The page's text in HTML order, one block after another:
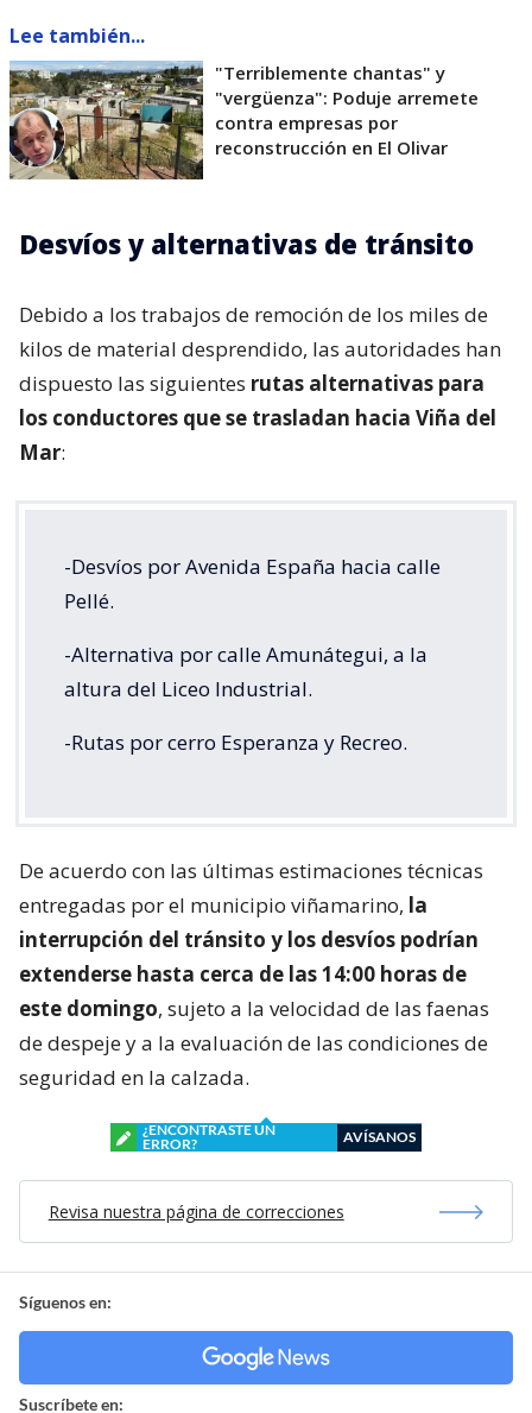
Lee también...
"Terriblemente chantas" y
"vergüenza": Poduje arremete
contra empresas por
reconstrucción en El Olivar
Desvíos y alternativas de tránsito
Debido a los trabajos de remoción de los miles de
kilos de material desprendido, las autoridades han
dispuesto las siguientes rutas alternativas para
los conductores que se trasladan hacia Viña del
Mar:
-Desvíos por Avenida España hacia calle
Pellé.
-Alternativa por calle Amunátegui, a la
altura del Liceo Industrial.
-Rutas por cerro Esperanza y Recreo.
De acuerdo con las últimas estimaciones técnicas
entregadas por el municipio viñamarino, la
interrupción del tránsito y los desvíos podrían
extenderse hasta cerca de las 14:00 horas de
este domingo, sujeto a la velocidad de las faenas
de despeje y a la evaluación de las condiciones de
seguridad en la calzada.
¿ENCONTRASTE UN
ERROR?
AVÍSANOS
Revisa nuestra página de correcciones
Síguenos en:
Suscríbete en: